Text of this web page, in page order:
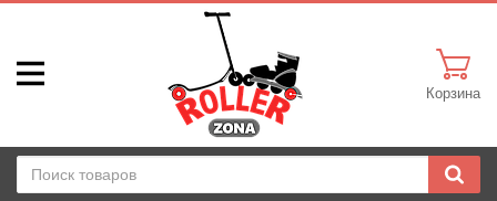
Корзина